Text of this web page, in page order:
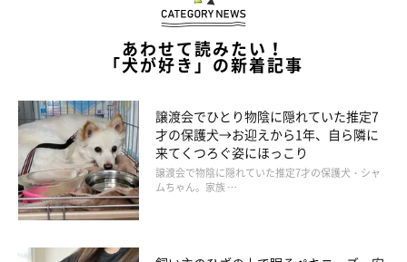
あわせて読みたい！
「犬が好き」の新着記事
譲渡会でひとり物陰に隠れていた推定7
才の保護犬→お迎えから1年、自ら隣に
来てくつろぐ姿にほっこり
譲渡会で物陰に隠れていた推定7才の保護犬・シャ
ムちゃん。家族 …